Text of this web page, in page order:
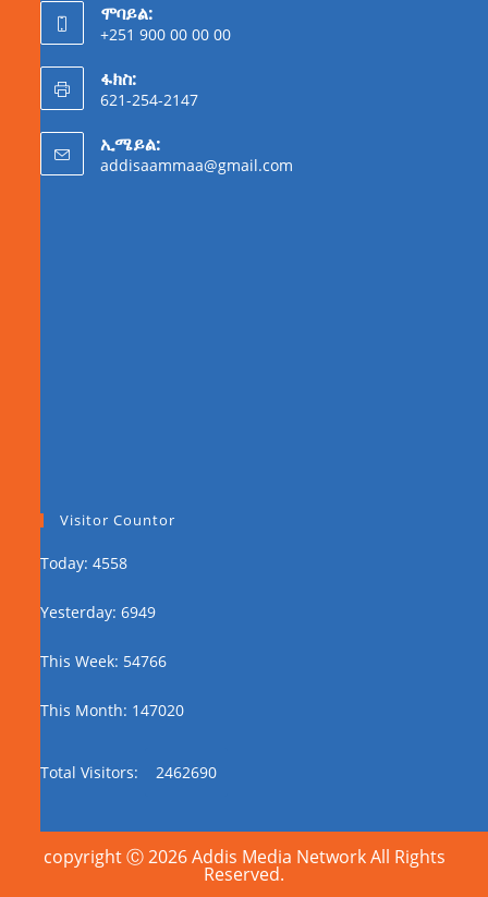
ሞባይል:
+251 900 00 00 00
ፋክስ:
621-254-2147
ኢሜይል:
addisaammaa@gmail.com
Visitor Countor
Today: 4558
Yesterday: 6949
This Week: 54766
This Month: 147020
Total Visitors: 2462690
copyright Ⓒ 2026 Addis Media Network All Rights
Reserved.